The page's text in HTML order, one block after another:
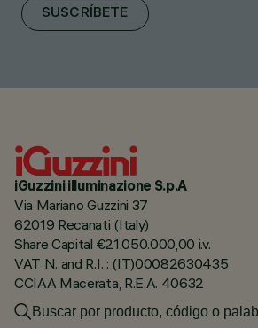
SUSCRÍBETE
iGuzzini illuminazione S.p.A
Via Mariano Guzzini 37
62019 Recanati (Italy)
Share Capital €21.050.000,00 i.v.
VAT N. and R.I. : (IT)00082630435
CCIAA Macerata, R.E.A. 40632